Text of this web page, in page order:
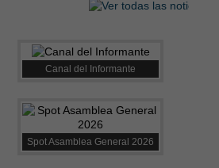
Canal del Informante
Spot Asamblea General 2026